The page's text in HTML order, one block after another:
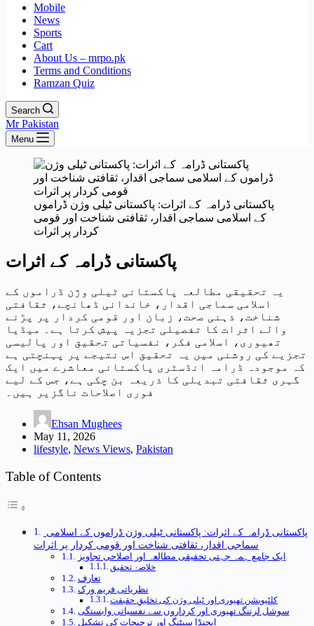
Mobile
News
Sports
Cart
About Us – mrpo.pk
Terms and Conditions
Ramzan Quiz
Search
Mr Pakistan
Menu
پاکستانی ڈرامہ کے اثرات: پاکستانی ٹیلی وژن ڈراموں
کے اسلامی سماجی اقدار، ثقافتی شناخت اور قومی
کردار پر اثرات
پاکستانی ڈرامہ کے اثرات
یہ تحقیقی مطالعہ پاکستانی ٹیلی وژن ڈراموں کے
اسلامی سماجی اقدار، خاندانی ڈھانچے، ثقافتی
شناخت، ذہنی صحت، زبان اور قومی کردار پر پڑنے
والے اثرات کا تفصیلی تجزیہ پیش کرتا ہے۔ میڈیا
تھیوری، اسلامی فکر، نفسیاتی تحقیق اور پالیسی
تجزیے کی روشنی میں یہ تحقیق اس نتیجے پر پہنچتی ہے
کہ موجودہ ڈرامہ انڈسٹری پاکستانی معاشرے میں ایک
گہری ثقافتی تبدیلی کا ذریعہ بن چکی ہے، جس کے لیے
فوری اصلاحات ناگزیر ہیں۔
Ehsan Mughees
May 11, 2026
lifestyle, News Views, Pakistan
Table of Contents
سماجی اقدار، ثقافتی شناخت اور قومی کردار پر اثرات
ایک جامع ہمہ جہتی تحقیقی مطالعہ اور اصلاحی تجاویز
خلاصۂ تحقیق
تعارف
نظریاتی فریم ورک
کلٹیویشن تھیوری اور ٹیلی وژن کی تخلیقِ حقیقت
سوشل لرننگ تھیوری اور کرداروں سے نفسیاتی وابستگی
ایجنڈا سیٹنگ اور ترجیحات کی تشکیل